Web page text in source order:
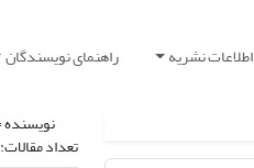
اطلاعات نشریه راهنمای نویسندگان
تعداد مقالات: